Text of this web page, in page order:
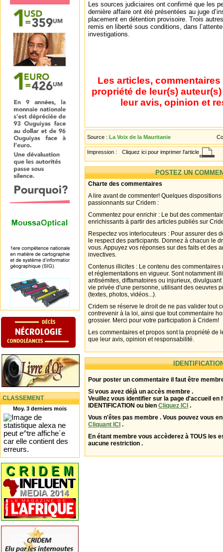
CLASSEMENT
Moy. 3 derniers mois
Les sources judiciaires ont confirmé que les
dernière affaire ont été présentées au juge
placement en détention provisoire. Trois
remis en liberté sous conditions, dans
investigations.
Les articles,
propriété de leur(s)
leur avis, opinion et
Source : La Voix de la Mauritanie
Impression : Cliquez ici pour imprimer l'article
POSTEZ UN
Charte des commentaires
A lire avant de commenter! Quelques
passionnants sur Cridem :
Commentez pour enrichir : Le but des
enrichissants à partir des articles publiés sur
Respectez vos interlocuteurs : Pour assurer des
le respect des participants. Donnez à chacun le
vous. Appuyez vos réponses sur des faits et des
invectives.
Contenus illicites : Le contenu des
et réglementations en vigueur. Sont notamment
antisémites, diffamatoires ou injurieux,
vie privée d'une personne, utilisant des oeuvres
(textes, photos, vidéos...).
Cridem se réserve le droit de ne pas valider tout
contrevenir à la loi, ainsi que tout commentaire
grossier. Merci pour votre participation à Cridem!
Les commentaires et propos sont la propriété de
que leur avis, opinion et responsabilité.
Pour poster un commentaire il faut être
Si vous avez déjà un accès membre .
Veuillez vous identifier sur la page d'accueil en
IDENTIFICATION ou bien Cliquez ICI .
Vous n'êtes pas membre . Vous pouvez vous
Cliquant ICI .
En étant membre vous accèderez à TOUS les
aucune restriction .